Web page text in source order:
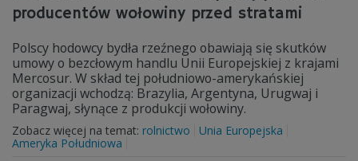
producentów wołowiny przed stratami
Polscy hodowcy bydła rzeźnego obawiają się skutków
umowy o bezcłowym handlu Unii Europejskiej z krajami
Mercosur. W skład tej południowo-amerykańskiej
organizacji wchodzą: Brazylia, Argentyna, Urugwaj i
Paragwaj, słynące z produkcji wołowiny.
Zobacz więcej na temat: rolnictwo
Unia Europejska
Ameryka Południowa